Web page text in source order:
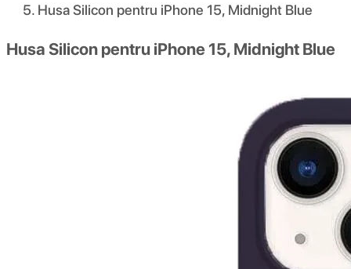
Husa Silicon pentru iPhone 15, Midnight Blue
Husa Silicon pentru iPhone 15, Midnight Blue